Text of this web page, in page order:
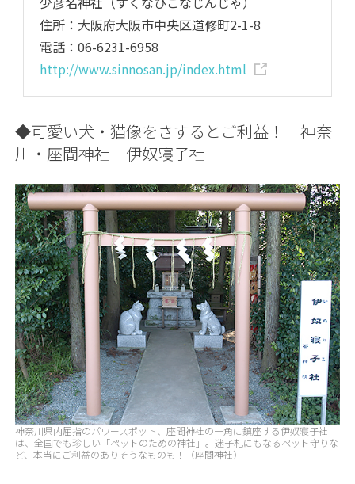
住所：大阪府大阪市中央区道修町2-1-8
電話：06-6231-6958
http://www.sinnosan.jp/index.html
◆可愛い犬・猫像をさするとご利益！ 神奈
川・座間神社 伊奴寝子社
神奈川県内屈指のパワースポット、座間神社の一角に鎮座する伊奴寝子社
は、全国でも珍しい「ペットのための神社」。迷子札にもなるペット守りな
ど、本当にご利益のありそうなものも！（座間神社）